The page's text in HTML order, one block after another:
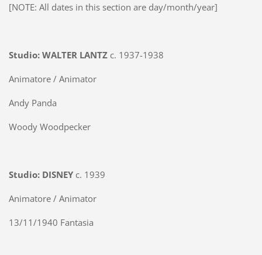
[NOTE: All dates in this section are day/month/year]
Studio: WALTER LANTZ c. 1937-1938
Animatore / Animator
Andy Panda
Woody Woodpecker
Studio: DISNEY c. 1939
Animatore / Animator
13/11/1940 Fantasia